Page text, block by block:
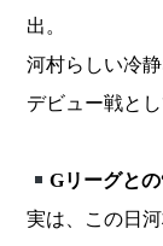
出。
河村らしい冷
デビュー戦と
Gリーグと
実は、この日